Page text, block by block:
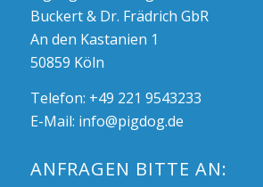
Buckert & Dr. Frädrich GbR
An den Kastanien 1
50859 Köln
Telefon: +49 221 9543233
E-Mail: info@pigdog.de
ANFRAGEN BITTE AN: